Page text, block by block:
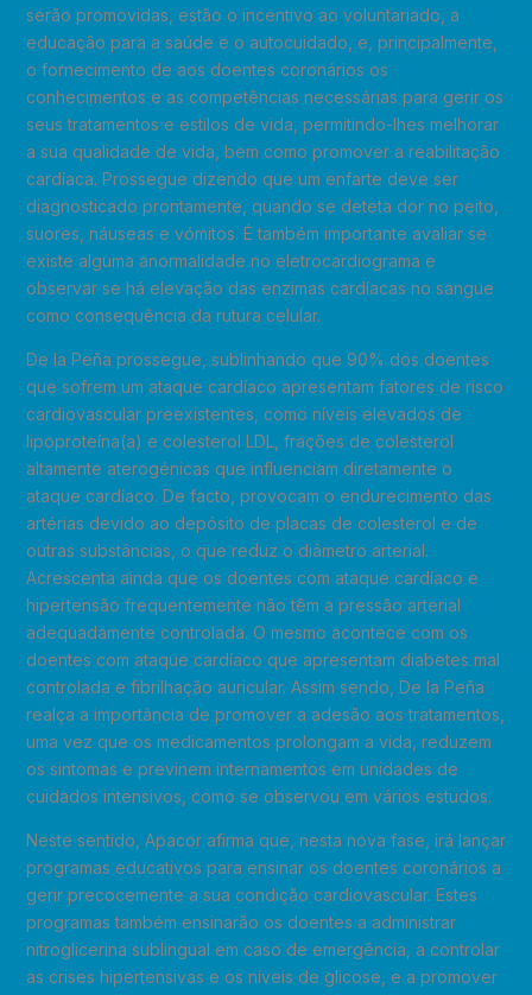
serão promovidas, estão o incentivo ao voluntariado, a
educação para a saúde e o autocuidado, e, principalmente,
o fornecimento de aos doentes coronários os
conhecimentos e as competências necessárias para gerir os
seus tratamentos e estilos de vida, permitindo-lhes melhorar
a sua qualidade de vida, bem como promover a reabilitação
cardíaca. Prossegue dizendo que um enfarte deve ser
diagnosticado prontamente, quando se deteta dor no peito,
suores, náuseas e vómitos. É também importante avaliar se
existe alguma anormalidade no eletrocardiograma e
observar se há elevação das enzimas cardíacas no sangue
como consequência da rutura celular.
De la Peña prossegue, sublinhando que 90% dos doentes
que sofrem um ataque cardíaco apresentam fatores de risco
cardiovascular preexistentes, como níveis elevados de
lipoproteína(a) e colesterol LDL, frações de colesterol
altamente aterogénicas que influenciam diretamente o
ataque cardíaco. De facto, provocam o endurecimento das
artérias devido ao depósito de placas de colesterol e de
outras substâncias, o que reduz o diâmetro arterial.
Acrescenta ainda que os doentes com ataque cardíaco e
hipertensão frequentemente não têm a pressão arterial
adequadamente controlada. O mesmo acontece com os
doentes com ataque cardíaco que apresentam diabetes mal
controlada e fibrilhação auricular. Assim sendo, De la Peña
realça a importância de promover a adesão aos tratamentos,
uma vez que os medicamentos prolongam a vida, reduzem
os sintomas e previnem internamentos em unidades de
cuidados intensivos, como se observou em vários estudos.
Neste sentido, Apacor afirma que, nesta nova fase, irá lançar
programas educativos para ensinar os doentes coronários a
gerir precocemente a sua condição cardiovascular. Estes
programas também ensinarão os doentes a administrar
nitroglicerina sublingual em caso de emergência, a controlar
as crises hipertensivas e os níveis de glicose, e a promover